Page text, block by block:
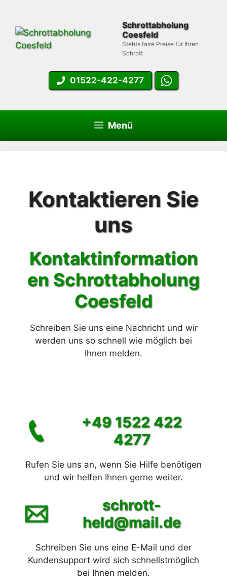
springen
Schrottabholung
Coesfeld
Stehts faire Preise für Ihren
Schrott
01522-422-4277
Menü
Kontaktieren Sie
uns
Kontaktinformation
en Schrottabholung
Coesfeld
Schreiben Sie uns eine Nachricht und wir
werden uns so schnell wie möglich bei
Ihnen melden.
+49 1522 422
4277
Rufen Sie uns an, wenn Sie Hilfe benötigen
und wir helfen Ihnen gerne weiter.
schrott-
held@mail.de
Schreiben Sie uns eine E-Mail und der
Kundensupport wird sich schnellstmöglich
bei Ihnen melden.